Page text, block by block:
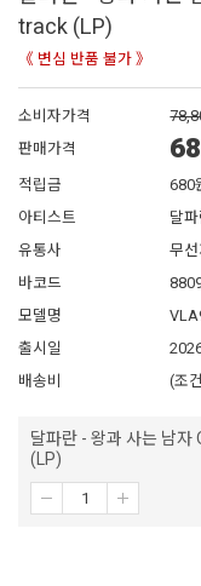
track (LP)
《 변심 반품 불가 》
소비자가격
판매가격
적립금
680
아티스트
달
유통사
무선
바코드
모델명
출시일
배송비
(조
달파란 - 왕과 사는 남
(LP)